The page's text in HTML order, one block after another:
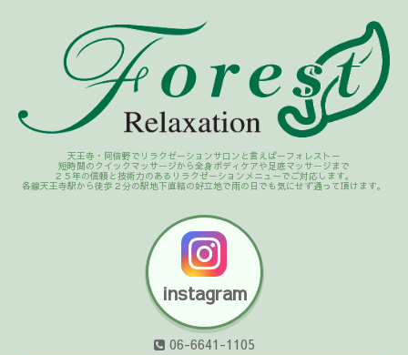
天王寺・阿倍野でリラクゼーションサロンと言えば－フォレスト－
短時間のクイックマッサージから全身ボディケアや足底マッサージまで
２５年の信頼と技術力のあるリラクゼーションメニューでご対応します。
各線天王寺駅から徒歩２分の駅地下直結の好立地で雨の日でも気にせず通って頂けます。
instagram
06-6641-1105